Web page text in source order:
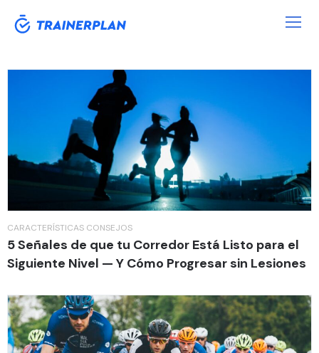
Características
CARACTERÍSTICAS CONSEJOS
5 Señales de que tu Corredor Está Listo para el
Siguiente Nivel — Y Cómo Progresar sin Lesiones